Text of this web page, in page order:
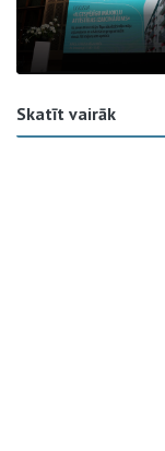
Skatīt vairāk